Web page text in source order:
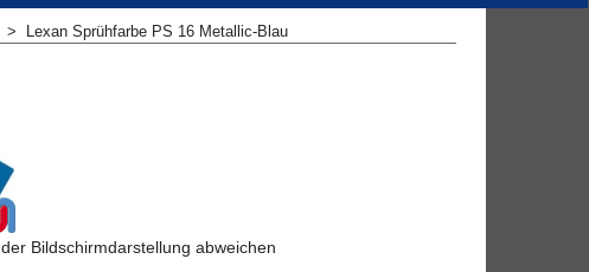
> Lexan Sprühfarbe PS 16 Metallic-Blau
Bildschirmdarstellung abweichen